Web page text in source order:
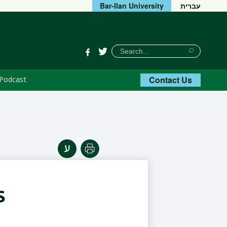
Bar-Ilan University עברית
Facebook
Twitter
חיפוש
Search
Search
Contact Us
Print